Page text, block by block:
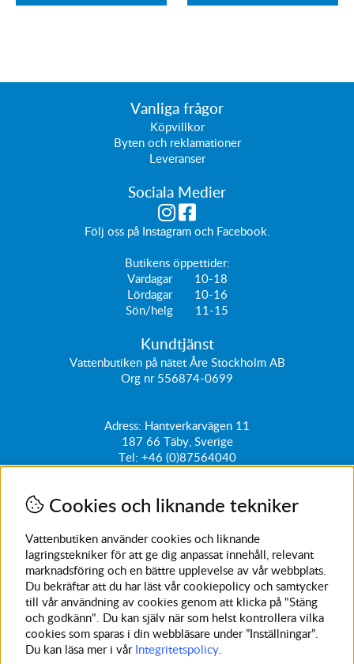
Vanliga frågor
Köpvillkor
Byten och reklamationer
Leveranser
Sociala Medier
Följ oss på Instagramoch Facebook
Butikens öppettider:
Vardagar 10-18
Lördagar 10-16
Sön/helg 11-15
Kundtjänst
Vattenbutiken på nätet Åre Stockholm AB
Org nr 556874-0699
Adress: Hantverkarvägen 11
187 66 Täby, Sverige
Tel: +46 (0)87564040
kundtjanst@vattenbutiken.se
Få vårt nyhetsbrev
Ange din e-post nedan för att ta del av nyheter och
erbjudanden
SKICKA
Avanmäl nyhetsbrev
Cookies och liknande tekniker
Vattenbutiken använder cookies och liknande
lagringstekniker för att ge dig anpassat innehåll, relevant
marknadsföring och en bättre upplevelse av vår webbplats.
Du bekräftar att du har läst vår cookiepolicy och samtycker
till vår användning av cookies genom att klicka på "Stäng
och godkänn". Du kan själv när som helst kontrollera vilka
cookies som sparas i din webbläsare under ”Inställningar”.
Du kan läsa mer i vår Integritetspolicy.